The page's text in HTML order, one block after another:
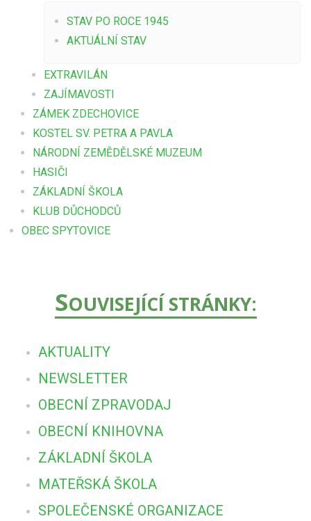
STAV PO ROCE 1945
AKTUÁLNÍ STAV
EXTRAVILÁN
ZAJÍMAVOSTI
ZÁMEK ZDECHOVICE
KOSTEL SV. PETRA A PAVLA
NÁRODNÍ ZEMĚDĚLSKÉ MUZEUM
HASIČI
ZÁKLADNÍ ŠKOLA
KLUB DŮCHODCŮ
OBEC SPYTOVICE
SOUVISEJÍCÍ STRÁNKY:
AKTUALITY
NEWSLETTER
OBECNÍ ZPRAVODAJ
OBECNÍ KNIHOVNA
ZÁKLADNÍ ŠKOLA
MATEŘSKÁ ŠKOLA
SPOLEČENSKÉ ORGANIZACE